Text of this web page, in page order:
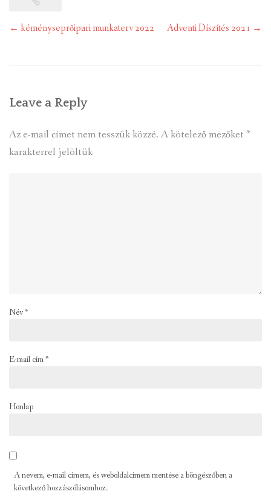
Post
← kéményseprőipari munkaterv 2022 Adventi Díszítés 2021 →
Leave a Reply
Az e-mail címet nem tesszük közzé. A kötelező mezőket *
karakterrel jelöltük
Név*
E-mail cím*
Honlap
A nevem, e-mail címem, és weboldalcímem mentése a böngészőben a
következő hozzászólásomhoz.